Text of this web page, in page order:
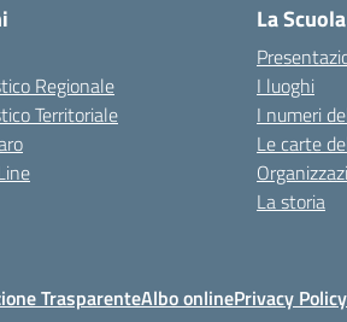
Regionale
Territoriale
La Scuola
I luoghi
I numeri
Le carte
La storia
TrasparenteAlbo onlinePrivacy Policy